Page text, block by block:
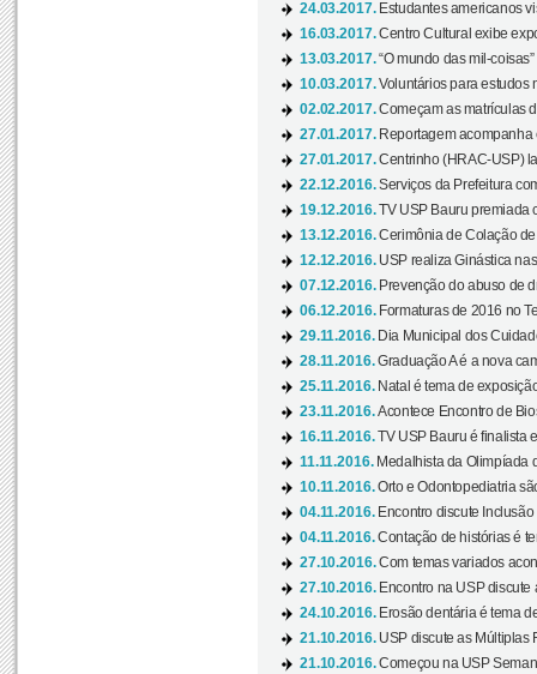
24.03.2017. Estudantes americanos
16.03.2017.Centro Cultural exibe
13.03.2017.“O mundo das mil-
10.03.2017.Voluntários para estudos
02.02.2017.Começam as matrículas
27.01.2017. Reportagem
27.01.2017.Centrinho (HRAC-USP)
22.12.2016.Serviços da Prefeitura
19.12.2016.TV USP Bauru premiada
13.12.2016.Cerimônia de Colação
12.12.2016. USP realiza Ginástica
07.12.2016. Prevenção do abuso de
06.12.2016. Formaturas de 2016 no
29.11.2016. Dia Municipal dos
28.11.2016.Graduação A é a nova
25.11.2016. Natal é tema de
23.11.2016.Acontece Encontro de
16.11.2016.TV USP Bauru é finalista
11.11.2016. Medalhista da Olimpíada
10.11.2016.Orto e Odontopediatria
04.11.2016. Encontro discute
04.11.2016.Contação de histórias é
27.10.2016.Com temas variados
27.10.2016. Encontro na USP discute
24.10.2016. Erosão dentária é tema
21.10.2016. USP discute as Múltiplas
21.10.2016.Começou na USP